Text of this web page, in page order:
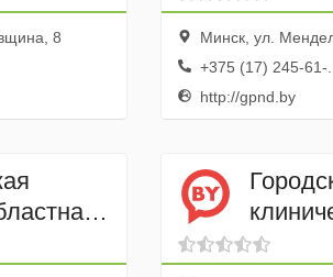
8
Минск, ул.
+375 (17) 245-61-...
http://gpnd.by
№ 2